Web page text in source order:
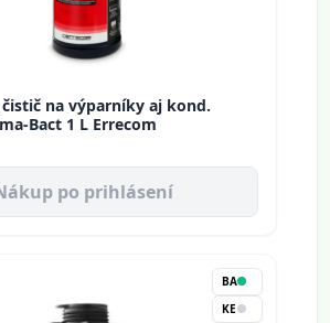
na výparníky aj kond.
Bact 1 L Errecom
po prihlásení
BA
KE